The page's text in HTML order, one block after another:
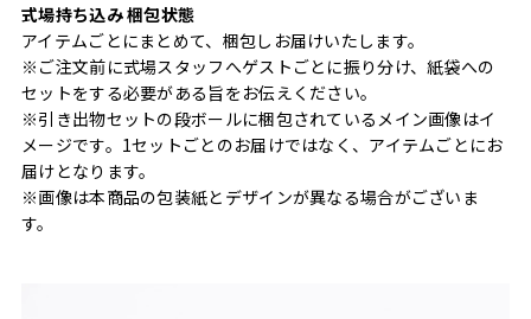
式場持ち込み 梱包状態
アイテムごとにまとめて、梱包しお届けいたします。
※ご注文前に式場スタッフへゲストごとに振り分け、紙袋への
セットをする必要がある旨をお伝えください。
※引き出物セットの段ボールに梱包されているメイン画像はイ
メージです。1セットごとのお届けではなく、アイテムごとにお
届けとなります。
※画像は本商品の包装紙とデザインが異なる場合がございま
す。